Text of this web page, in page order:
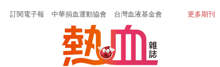
訂閱電子報 中華捐血運動協會 台灣血液基金會 更多期刊